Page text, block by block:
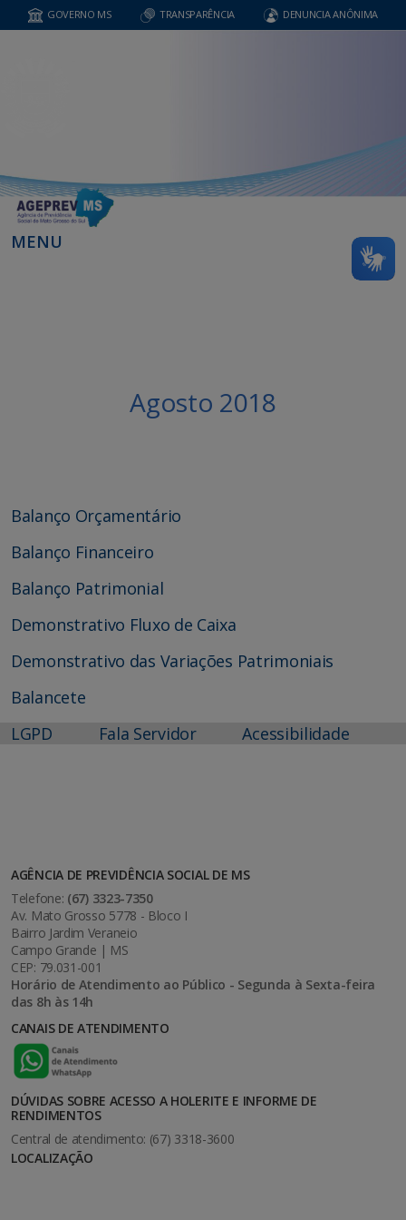
GOVERNO MS TRANSPARÊNCIA DENUNCIA ANÔNIMA
MENU
Agosto 2018
Balanço Orçamentário
Balanço Financeiro
Balanço Patrimonial
Demonstrativo Fluxo de Caixa
Demonstrativo das Variações Patrimoniais
Balancete
LGPD
Fala Servidor Acessibilidade
AGÊNCIA DE PREVIDÊNCIA SOCIAL DE MS
Telefone: (67) 3323-7350
Av. Mato Grosso 5778 - Bloco I
Bairro Jardim Veraneio
Campo Grande | MS
CEP: 79.031-001
Horário de Atendimento ao Público - Segunda à Sexta-feira
das 8h às 14h
CANAIS DE ATENDIMENTO
DÚVIDAS SOBRE ACESSO A HOLERITE E INFORME DE
RENDIMENTOS
Central de atendimento: (67) 3318-3600
LOCALIZAÇÃO